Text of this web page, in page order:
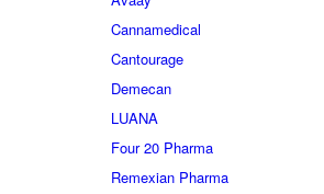
Cannamedical
Cantourage
Demecan
LUANA
Four 20 Pharma
Remexian Pharma